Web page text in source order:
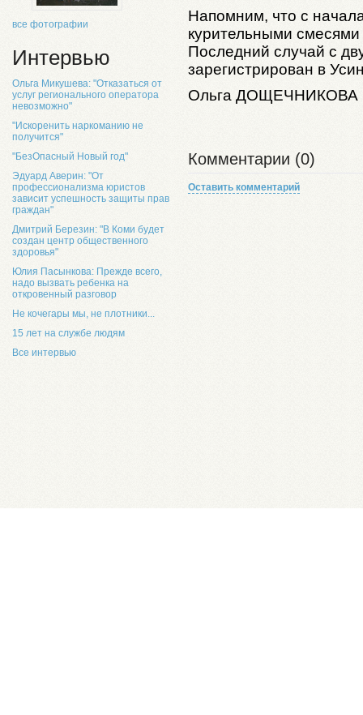
все фотографии
Интервью
Ольга Микушева: "Отказаться от
услуг регионального оператора
невозможно"
"Искоренить наркоманию не
получится"
"БезОпасный Новый год"
Эдуард Аверин: "От
профессионализма юристов
зависит успешность защиты прав
граждан"
Дмитрий Березин: "В Коми будет
создан центр общественного
здоровья"
Юлия Пасынкова: Прежде всего,
надо вызвать ребенка на
откровенный разговор
Не кочегары мы, не плотники...
15 лет на службе людям
Все интервью
Напомним, что с
курительными смесями
Последний случай с
зарегистрирован в
Ольга ДОЩЕЧНИКОВА
Комментарии (0)
Оставить комментарий